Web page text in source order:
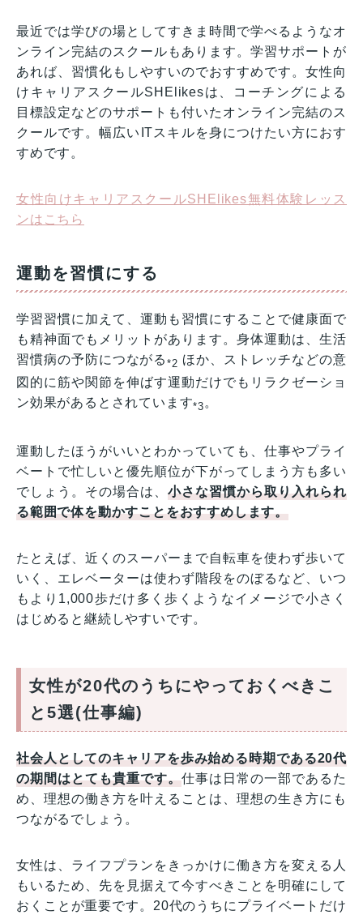
最近では学びの場としてすきま時間で学べるようなオ
ンライン完結のスクールもあります。学習サポートが
あれば、習慣化もしやすいのでおすすめです。女性向
けキャリアスクールSHElikesは、コーチングによる
目標設定などのサポートも付いたオンライン完結のス
クールです。幅広いITスキルを身につけたい方におす
すめです。
女性向けキャリアスクールSHElikes無料体験レッス
ンはこちら
運動を習慣にする
学習習慣に加えて、運動も習慣にすることで健康面で
も精神面でもメリットがあります。身体運動は、生活
習慣病の予防につながる*2 ほか、ストレッチなどの意
図的に筋や関節を伸ばす運動だけでもリラクゼーショ
ン効果があるとされています*3 。
運動したほうがいいとわかっていても、仕事やプライ
ベートで忙しいと優先順位が下がってしまう方も多い
でしょう。その場合は、小さな習慣から取り入れられ
る範囲で体を動かすことをおすすめします。
たとえば、近くのスーパーまで自転車を使わず歩いて
いく、エレベーターは使わず階段をのぼるなど、いつ
もより1,000歩だけ多く歩くようなイメージで小さく
はじめると継続しやすいです。
女性が20代のうちにやっておくべきこ
と5選(仕事編)
社会人としてのキャリアを歩み始める時期である20代
の期間はとても貴重です。仕事は日常の一部であるた
め、理想の働き方を叶えることは、理想の生き方にも
つながるでしょう。
女性は、ライフプランをきっかけに働き方を変える人
もいるため、先を見据えて今すべきことを明確にして
おくことが重要です。20代のうちにプライベートだけ